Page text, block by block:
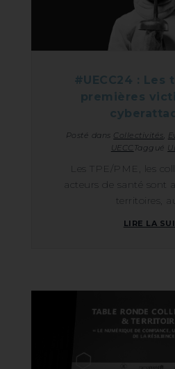
#UECC24 : Les
premières
Posté dans Collectivités
UECC Taggué
Les TPE/PME, les
acteurs de santé sont
territoires, au
LIRE LA